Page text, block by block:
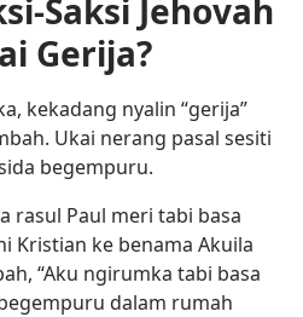
Saksi Jehovah
Gerija?
kekadang nyalin “gerija”
Ukai nerang pasal sesiti
begempuru.
rasul Paul meri tabi basa
Kristian ke benama Akuila
“Aku ngirumka tabi basa
dalam rumah